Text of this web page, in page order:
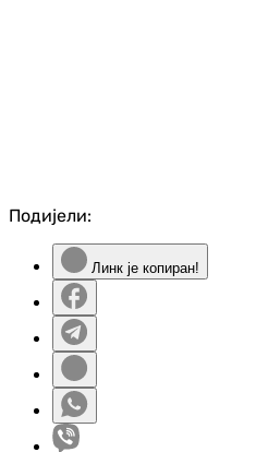
Подијели:
Линк је копиран!